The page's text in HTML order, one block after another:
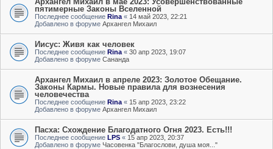
пятимерные Законы Вселенной
Последнее сообщение Rina « 14 май 2023, 22:21
Добавлено в форуме Архангел Михаил
Иисус: Живя как человек
Последнее сообщение Rina « 30 апр 2023, 19:07
Добавлено в форуме Сананда
Архангел Михаил в апреле 2023: Золотое Обещание.
Законы Кармы. Новые правила для вознесения
человечества
Последнее сообщение Rina « 15 апр 2023, 23:22
Добавлено в форуме Архангел Михаил
Пасха: Схождение Благодатного Огня 2023. Есть!!!
Последнее сообщение LPS « 15 апр 2023, 20:37
Добавлено в форуме Часовенка "Благослови, душа моя..."